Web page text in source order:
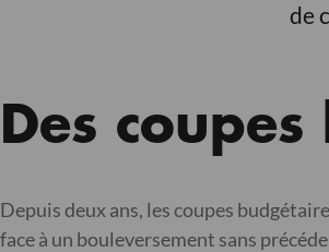
de
Des
Depuis deux ans, les coupes
face à un bouleversement sans